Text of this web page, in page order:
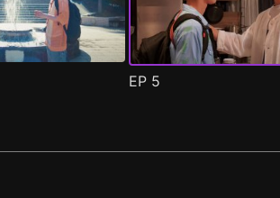
EP 5